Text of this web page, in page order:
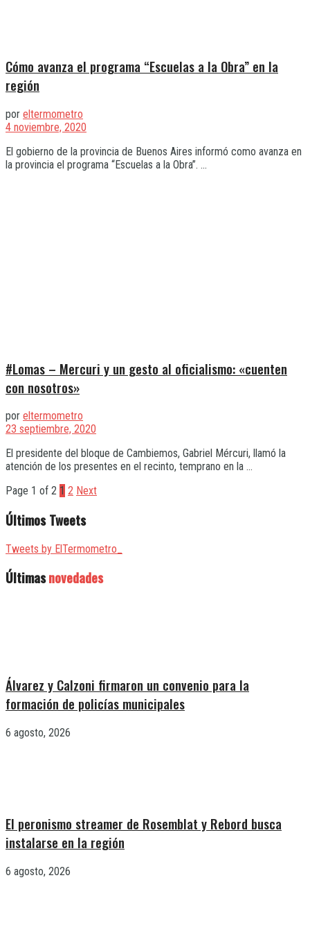
Cómo avanza el programa “Escuelas a la Obra” en la
región
por eltermometro
4 noviembre, 2020
El gobierno de la provincia de Buenos Aires informó como avanza en
la provincia el programa “Escuelas a la Obra”. ...
#Lomas – Mercuri y un gesto al oficialismo: «cuenten
con nosotros»
por eltermometro
23 septiembre, 2020
El presidente del bloque de Cambiemos, Gabriel Mércuri, llamó la
atención de los presentes en el recinto, temprano en la ...
Page 1 of 2 1 2 Next
Últimos Tweets
Tweets by ElTermometro_
Últimasnovedades
Álvarez y Calzoni firmaron un convenio para la
formación de policías municipales
6 agosto, 2026
El peronismo streamer de Rosemblat y Rebord busca
instalarse en la región
6 agosto, 2026